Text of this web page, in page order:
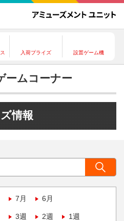
入荷プライズ 設置ゲーム機
ームコーナー
情報
7月 6月
3週 2週 1週